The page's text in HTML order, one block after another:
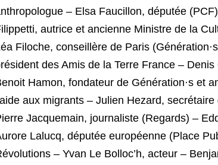
– Elsa Faucillon, députée
autrice et ancienne Ministre de la
Filoche, conseillère de Paris
des Amis de la Terre France –
Hamon, fondateur de Génération·s et
aux migrants – Julien Hezard,
Jacquemain, journaliste (Regards) –
Lalucq, députée européenne (Place
– Yvan Le Bolloc’h, acteur –